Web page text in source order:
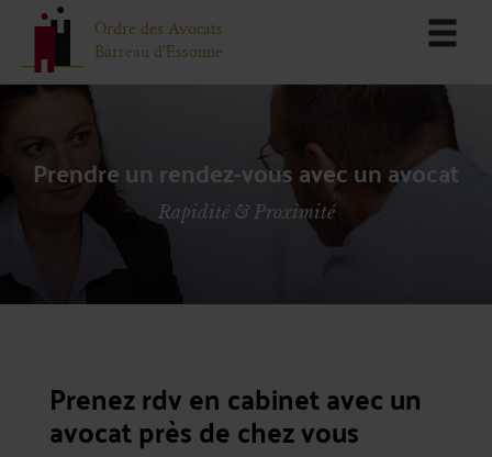
Ordre des Avocats
Barreau d'Essonne
Prendre un rendez-vous avec un avocat
Rapidité & Proximité
Prenez rdv en cabinet avec un
avocat près de chez vous